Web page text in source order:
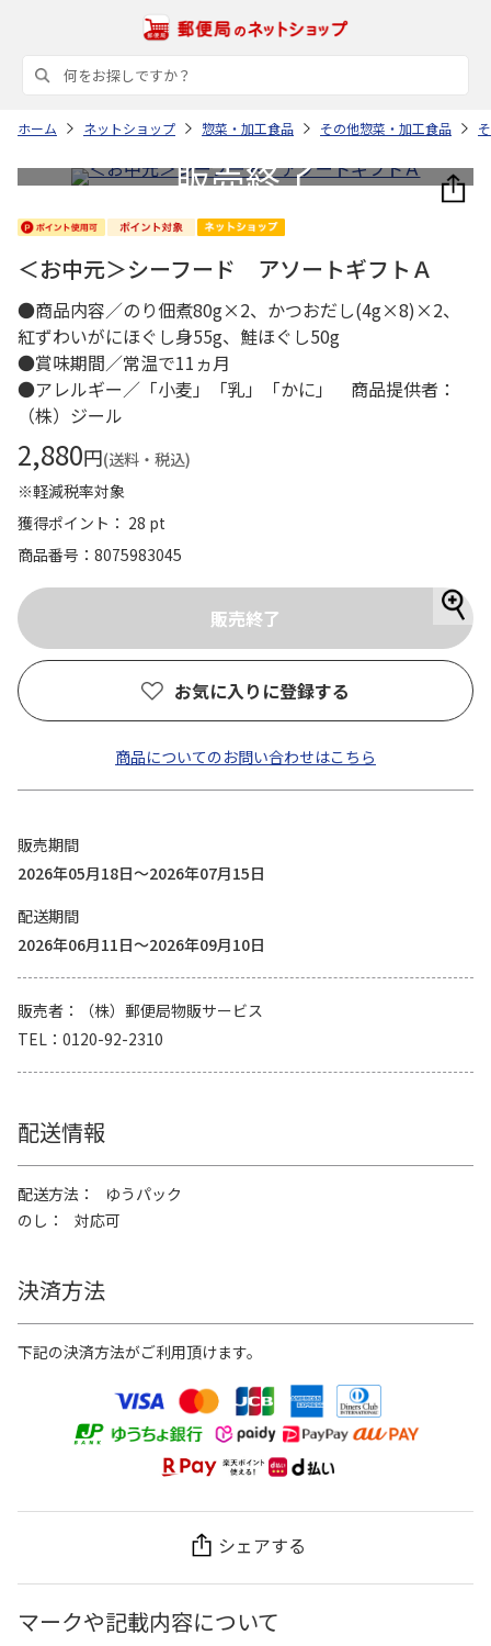
ホーム ネットショップ 惣菜・加工食品 その他惣菜・加工食品
＜お中元＞シーフード アソートギフトＡ
●商品内容／のり佃煮80g×2、かつおだし(4g×8)×2、
紅ずわいがにほぐし身55g、鮭ほぐし50g
●賞味期間／常温で11ヵ月
●アレルギー／「小麦」「乳」「かに」 商品提供者：
（株）ジール
2,880円(送料・税込)
※軽減税率対象
獲得ポイント： 28 pt
商品番号
8075983045
お気に入りに登録する
商品についてのお問い合わせはこちら
販売期間
2026年05月18日～2026年07月15日
配送期間
2026年06月11日～2026年09月10日
販売者
（株）郵便局物販サービス
TEL
0120-92-2310
配送情報
配送方法
ゆうパック
のし
対応可
決済方法
下記の決済方法がご利用頂けます。
シェアする
マークや記載内容について